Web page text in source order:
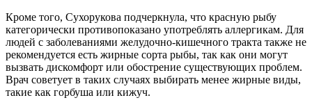
Кроме того, Сухорукова подчеркнула, что красную рыбу
категорически противопоказано употреблять аллергикам. Для
людей с заболеваниями желудочно-кишечного тракта также не
рекомендуется есть жирные сорта рыбы, так как они могут
вызвать дискомфорт или обострение существующих проблем.
Врач советует в таких случаях выбирать менее жирные виды,
такие как горбуша или кижуч.